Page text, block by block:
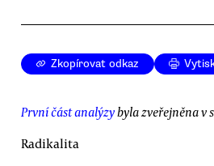
Zkopírovat odkaz
První část analýzybyla zveřejněna v
Radikalita